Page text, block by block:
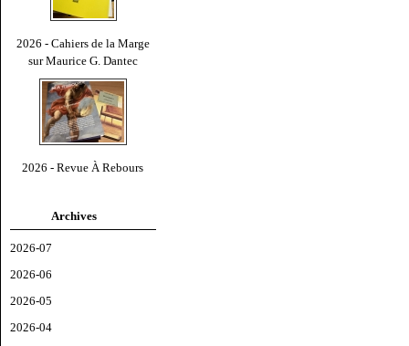
2026 - Cahiers de la Marge
sur Maurice G. Dantec
2026 - Revue À Rebours
Archives
2026-07
2026-06
2026-05
2026-04